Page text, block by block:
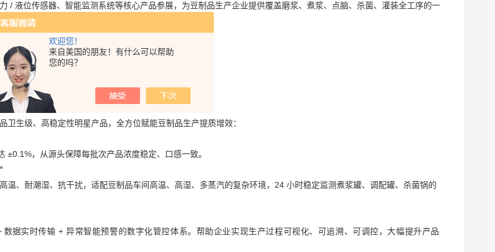
欢迎您！
来自美国的朋友！有什么可以帮助
您的吗？
/ 液位传感器、智能监测系统等核心产品参展，为豆制品生产企业提供覆盖磨浆、煮浆、点脑、杀菌、灌装全工序的一
卫生级、高稳定性明星产品，全方位赋能豆制品生产提质增效：
，从源头保障每批次产品浓度稳定、口感一致。
、耐潮湿、抗干扰，适配豆制品车间高温、高湿、多蒸汽的复杂环境，24 小时稳定监测煮浆罐、调配罐、杀菌锅的
数据实时传输 + 异常智能预警的数字化管控体系。帮助企业实现生产过程可视化、可追溯、可调控，大幅提升产品